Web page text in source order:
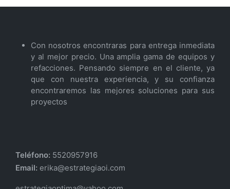
Con nosotros encontraras para entrega inmediata
y al mejor precio. Una amplia gama de equipos y
refacciones. Pensando siempre en el cliente, ya
que con nuestra experiencia, y su confianza
encontraremos las mejores soluciones para sus
proyectos
Teléfono: 5520957916
Email: erika@estrategiaoi.com